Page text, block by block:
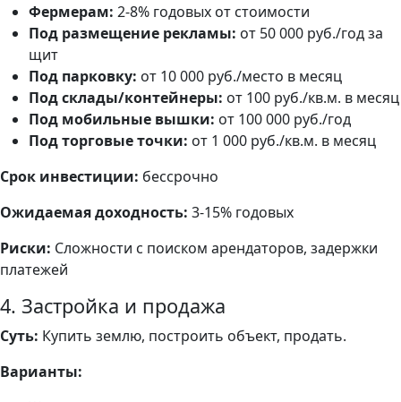
Фермерам: 2-8% годовых от стоимости
Под размещение рекламы: от 50 000 руб./год за
щит
Под парковку: от 10 000 руб./место в месяц
Под склады/контейнеры: от 100 руб./кв.м. в месяц
Под мобильные вышки: от 100 000 руб./год
Под торговые точки: от 1 000 руб./кв.м. в месяц
Срок инвестиции: бессрочно
Ожидаемая доходность: 3-15% годовых
Риски: Сложности с поиском арендаторов, задержки
платежей
4. Застройка и продажа
Суть: Купить землю, построить объект, продать.
Варианты: